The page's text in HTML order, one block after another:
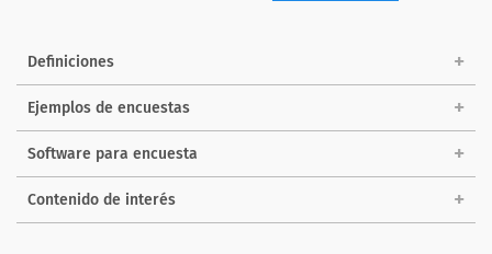
Definiciones
Ejemplos de encuestas
Software para encuesta
Contenido de interés